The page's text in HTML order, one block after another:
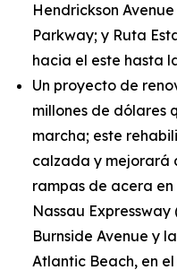
Hendrickson
Parkway; y Ruta
hacia el este hasta
Un proyecto de
millones de dólares
marcha; este
calzada y mejorará
rampas de acera en
Nassau
Burnside Avenue y
Atlantic Beach, en